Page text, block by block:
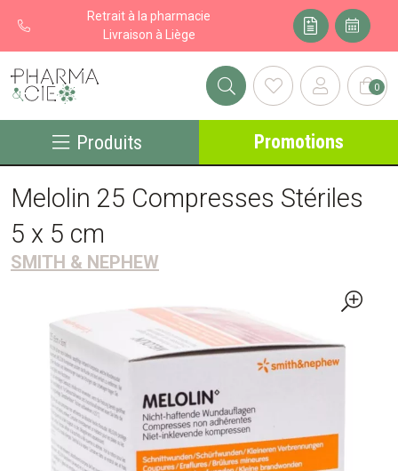
Retrait à la pharmacie
Livraison à Liège
Pharma&cie - Pharmacie des Franchises Votre export 0
Produits Promotions
Melolin 25 Compresses Stériles
5 x 5 cm
SMITH & NEPHEW